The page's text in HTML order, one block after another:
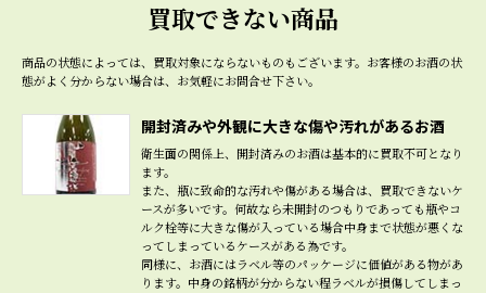
買取できない商品
商品の状態によっては、買取対象にならないものもございます。 お客様のお酒の状
態がよく分からない場合は、お気軽にお問合せ下さい。
開封済みや外観に大きな傷や汚れがあるお酒
衛生面の関係上、開封済みのお酒は基本的に買取不可となり
ます。
また、瓶に致命的な汚れや傷がある場合は、買取できないケ
ースが多いです。何故なら未開封のつもりであっても瓶やコ
ルク栓等に大きな傷が入っている場合中身まで状態が悪くな
ってしまっているケースがある為です。
同様に、お酒にはラベル等のパッケージに価値がある物があ
ります。中身の銘柄が分からない程ラベルが損傷してしまっ